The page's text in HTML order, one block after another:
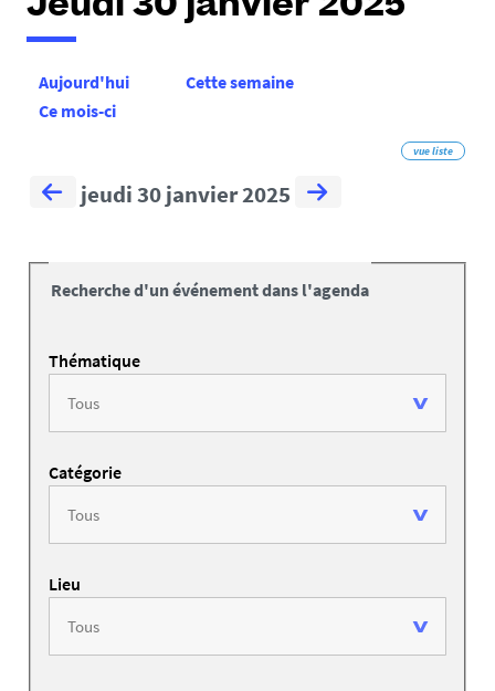
Jeudi 30 janvier 2025
Aujourd'hui
Cette semaine
Ce mois-ci
vue liste
jeudi 30 janvier 2025
Recherche d'un événement dans l'agenda
Thématique
Catégorie
Lieu